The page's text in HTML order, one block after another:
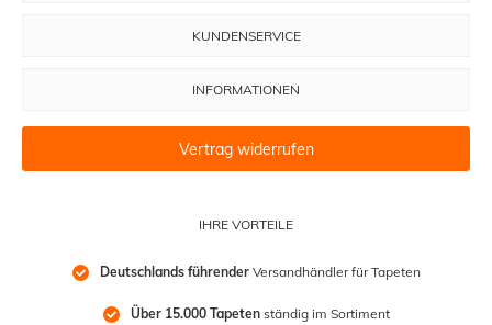
IHRE VORTEILE
Deutschlands führender Versandhändler für Tapeten
Über 15.000 Tapeten ständig im Sortiment
KUNDENSERVICE
INFORMATIONEN
Vertrag widerrufen